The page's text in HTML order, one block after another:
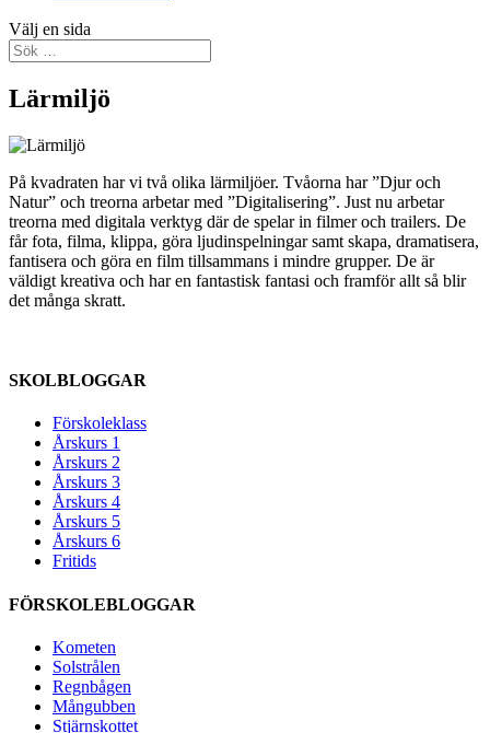
Välj en sida
Lärmiljö
På kvadraten har vi två olika lärmiljöer. Tvåorna har ”Djur och
Natur” och treorna arbetar med ”Digitalisering”. Just nu arbetar
treorna med digitala verktyg där de spelar in filmer och trailers. De
får fota, filma, klippa, göra ljudinspelningar samt skapa, dramatisera,
fantisera och göra en film tillsammans i mindre grupper. De är
väldigt kreativa och har en fantastisk fantasi och framför allt så blir
det många skratt.
SKOLBLOGGAR
Förskoleklass
Årskurs 1
Årskurs 2
Årskurs 3
Årskurs 4
Årskurs 5
Årskurs 6
Fritids
FÖRSKOLEBLOGGAR
Kometen
Solstrålen
Regnbågen
Mångubben
Stjärnskottet